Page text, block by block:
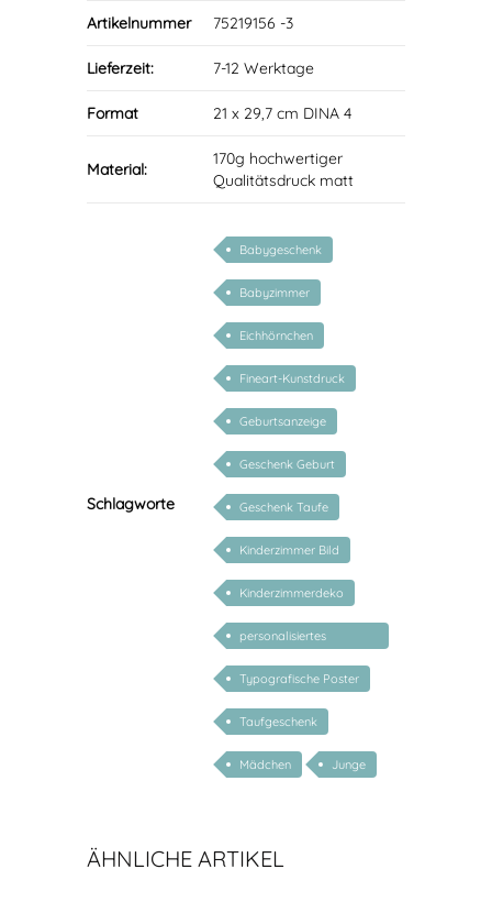
Artikelnummer 75219156 -3
Lieferzeit: 7-12 Werktage
Format 21 x 29,7 cm DINA 4
Material:
170g hochwertiger
Qualitätsdruck matt
Schlagworte
Babygeschenk
Babyzimmer
Eichhörnchen
Fineart-Kunstdruck
Geburtsanzeige
Geschenk Geburt
Geschenk Taufe
Kinderzimmer Bild
Kinderzimmerdeko
personalisiertes
Geschenk Baby
Typografische Poster
Taufgeschenk
Mädchen Junge
ÄHNLICHE ARTIKEL